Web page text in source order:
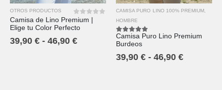
OTROS PRODUCTOS
0out of 5
Camisa de Lino Premium |
Elige tu Color Perfecto
39,90 € - 46,90 €
CAMISA PURO LINO 100% PREMIUM
HOMBRE
5.00 out of 5
Camisa Puro Lino Premium
Burdeos
39,90 € - 46,90 €